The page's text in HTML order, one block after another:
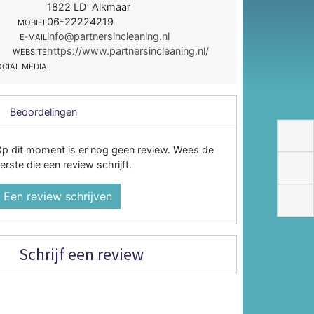
1822 LD Alkmaar
MOBIEL06-22224219
E-MAILinfo@partnersincleaning.nl
WEBSITEhttps://www.partnersincleaning.nl/
MEDIA
Beoordelingen
dit moment is er nog geen review. Wees de
die een review schrijft.
Een review schrijven
Schrijf een review